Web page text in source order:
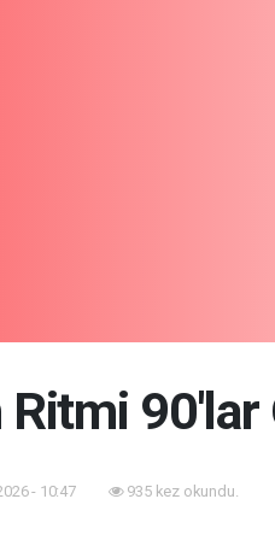
Ritmi 90'lar
- 10:47 935 kez okundu.